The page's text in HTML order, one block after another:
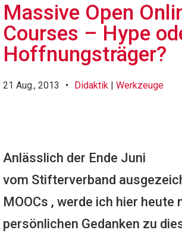
Massive Open
Courses – Hype
Hoffnungsträger?
21 Aug., 2013 • Didaktik | Werkzeuge
Anlässlich der Ende Juni
vom Stifterverband
MOOCs , werde ich hier heute
persönlichen Gedanken zu